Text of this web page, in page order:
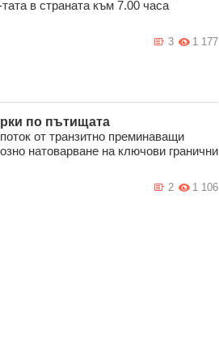
в страната към 7.00 часа
1 177
3
по пътищата
от транзитно преминаващи
натоварване на ключови гранични
1 106
2